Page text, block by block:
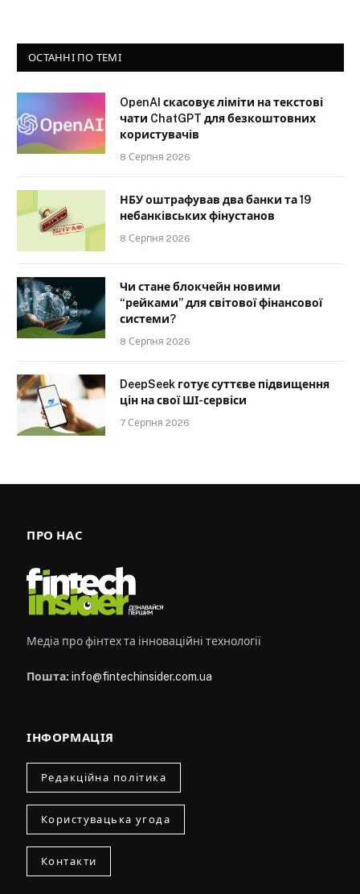
ОСТАННІ ПО ТЕМІ
OpenAI скасовує ліміти на текстові
чати ChatGPT для безкоштовних
користувачів
8 Серпня 2026
НБУ оштрафував два банки та 19
небанківських фінустанов
8 Серпня 2026
Чи стане блокчейн новими
“рейками” для світової фінансової
системи?
8 Серпня 2026
DeepSeek готує суттєве підвищення
цін на свої ШІ-сервіси
7 Серпня 2026
ПРО НАС
Медіа про фінтех та інноваційні технології
Пошта: info@fintechinsider.com.ua
ІНФОРМАЦІЯ
Редакційна політика
Користувацька угода
Контакти